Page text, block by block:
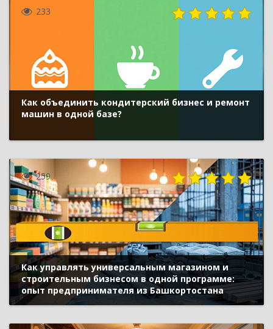
233
Как объединить кондитерский бизнес и ремонт
машин в одной базе?
259
Как управлять универсальным магазином и
строительным бизнесом в одной программе:
опыт предпринимателя из Башкортостана